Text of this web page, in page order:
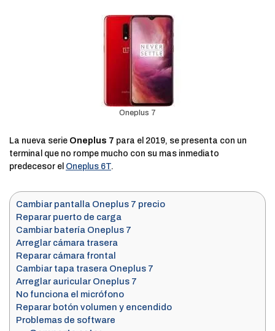
Oneplus 7
La nueva serie Oneplus 7 para el 2019, se presenta con un
terminal que no rompe mucho con su mas inmediato
predecesor el Oneplus 6T.
Cambiar pantalla Oneplus 7 precio
Reparar puerto de carga
Cambiar batería Oneplus 7
Arreglar cámara trasera
Reparar cámara frontal
Cambiar tapa trasera Oneplus 7
Arreglar auricular Oneplus 7
No funciona el micrófono
Reparar botón volumen y encendido
Problemas de software